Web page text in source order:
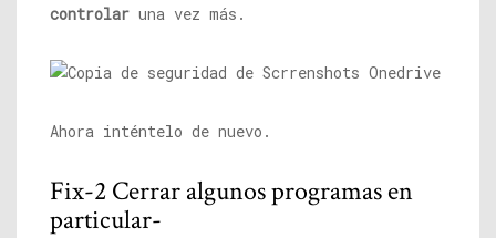
controlar una vez más.
Ahora inténtelo de nuevo.
Fix-2 Cerrar algunos programas en
particular-